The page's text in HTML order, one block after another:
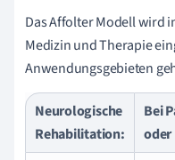
Das Affolter Modell wird
Medizin und Therapie
Anwendungsgebieten
Neurologische
Rehabilitation:
Bei